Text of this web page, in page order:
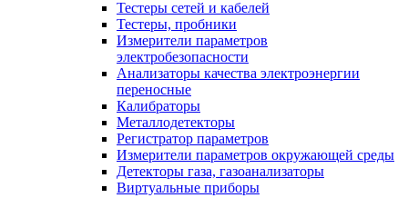
Тестеры сетей и кабелей
Тестеры, пробники
Измерители параметров
электробезопасности
Анализаторы качества электроэнергии
переносные
Калибраторы
Металлодетекторы
Регистратор параметров
Измерители параметров окружающей среды
Детекторы газа, газоанализаторы
Виртуальные приборы